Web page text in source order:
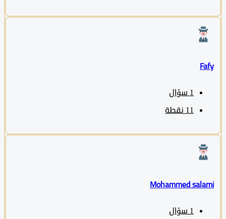
سؤال
نقطة
Mohammed
سؤال